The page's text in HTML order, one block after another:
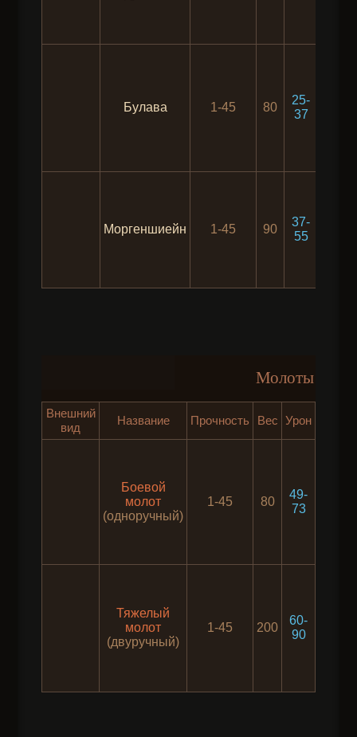
Булава 1-45 80
25-
37
Моргеншиейн 1-45 90
37-
55
Молоты
Внешний
вид
Название Прочность Вес Урон
Боевой
молот
(одноручный)
1-45 80
49-
73
Тяжелый
молот
(двуручный)
1-45 200
60-
90